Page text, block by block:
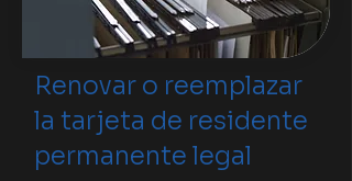
Renovar o reemplazar
la tarjeta de residente
permanente legal